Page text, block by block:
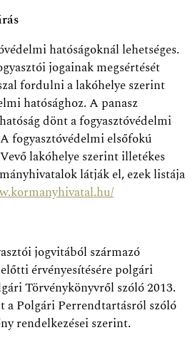
hatóságoknál lehetséges.
jogainak megsértését
fordulni a lakóhelye szerint
hatósághoz. A panasz
dönt a fogyasztóvédelmi
fogyasztóvédelmi elsőfokú
lakóhelye szerint illetékes
látják el, ezek listája
jogvitából származó
érvényesítésére polgári
Törvénykönyvről szóló 2013.
a Polgári Perrendtartásról szóló
rendelkezései szerint.